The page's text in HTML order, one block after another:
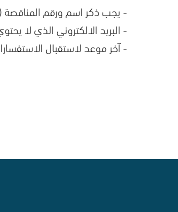
- يجب ذكر اسم ورقم المناقصة
- البريد الالكتروني الذي لا
- آخر موعد لاستقبال الاستفسارات عبر